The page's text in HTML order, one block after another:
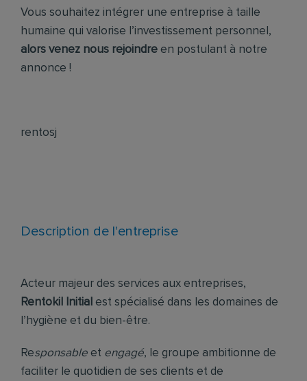
Vous souhaitez intégrer une entreprise à taille
humaine qui valorise l’investissement personnel,
alors venez nous rejoindre en postulant à notre
annonce !
rentosj
Description de l'entreprise
Acteur majeur des services aux entreprises,
Rentokil Initial est spécialisé dans les domaines de
l’hygiène et du bien-être.
Responsable et engagé, le groupe ambitionne de
faciliter le quotidien de ses clients et de